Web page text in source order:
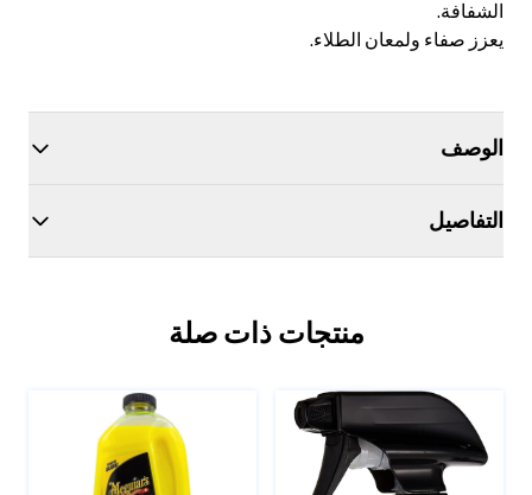
الشفافة.
يعزز صفاء ولمعان الطلاء.
الوصف
التفاصيل
منتجات ذات صلة